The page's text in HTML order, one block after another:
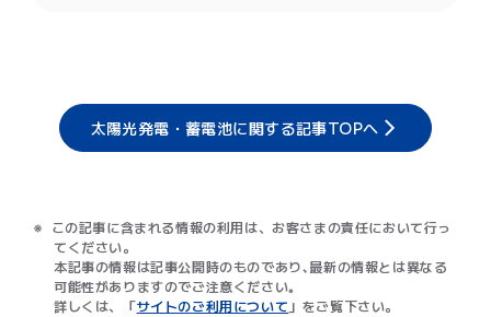
太陽光発電・蓄電池に関する記事TOPへ
この記事に含まれる情報の利用は、お客さまの責任において行っ
てください。
本記事の情報は記事公開時のものであり､最新の情報とは異なる
可能性がありますのでご注意ください｡
詳しくは、「サイトのご利用について 」をご覧下さい。